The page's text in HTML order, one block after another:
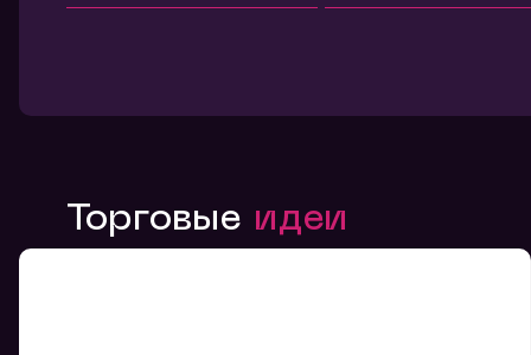
Торговые идеи